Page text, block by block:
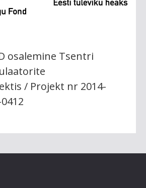
osalemine Tsentri
/ Projekt nr 2014-